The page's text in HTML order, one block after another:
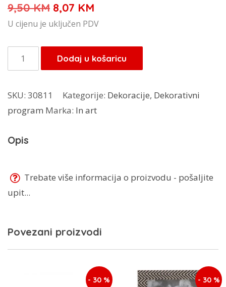
9,50KM Izvorna
cijena
je:
9,50 KM.
8,07 KM
cijena
8,07 KM.
U cijenu je uključen PDV
Vješalica
za
metalna
WA472NB
Dodaj u košaricu
SKU: 30811 Kategorije: Dekoracije, Dekorativni
program Marka: In art
Opis
Trebate više informacija o proizvodu - pošaljite
upit...
Povezani proizvodi
- 30 % - 30 %